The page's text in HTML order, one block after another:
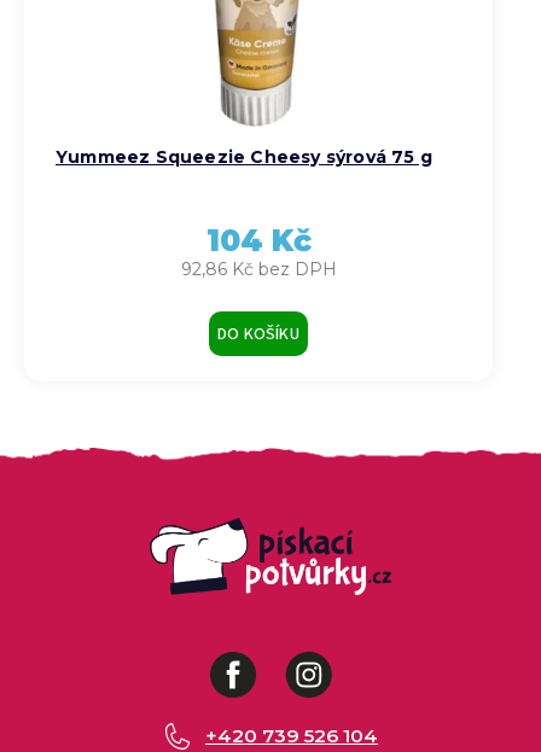
Yummeez Squeezie Cheesy sýrová 75 g
92,86 Kč bez DPH
104 Kč
DO KOŠÍKU
FacebookInstagram
+420 739 526 104